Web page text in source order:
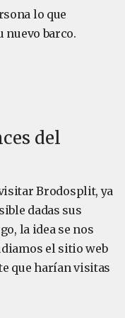
lo que
nuevo barco.
del
Brodosplit, ya
dadas sus
la idea se nos
el sitio web
que harían visitas